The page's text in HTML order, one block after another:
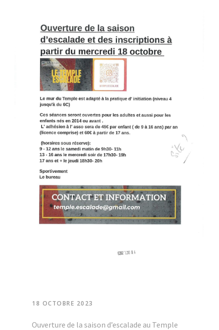
18 OCTOBRE 2023
Ouverture de la saison d’escalade au Temple